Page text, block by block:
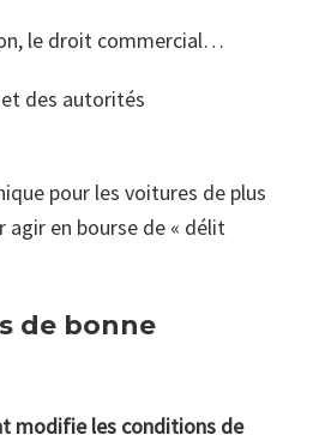
le droit commercial…
et des autorités
pour les voitures de plus
en bourse de « délit
de bonne
modifie les conditions de